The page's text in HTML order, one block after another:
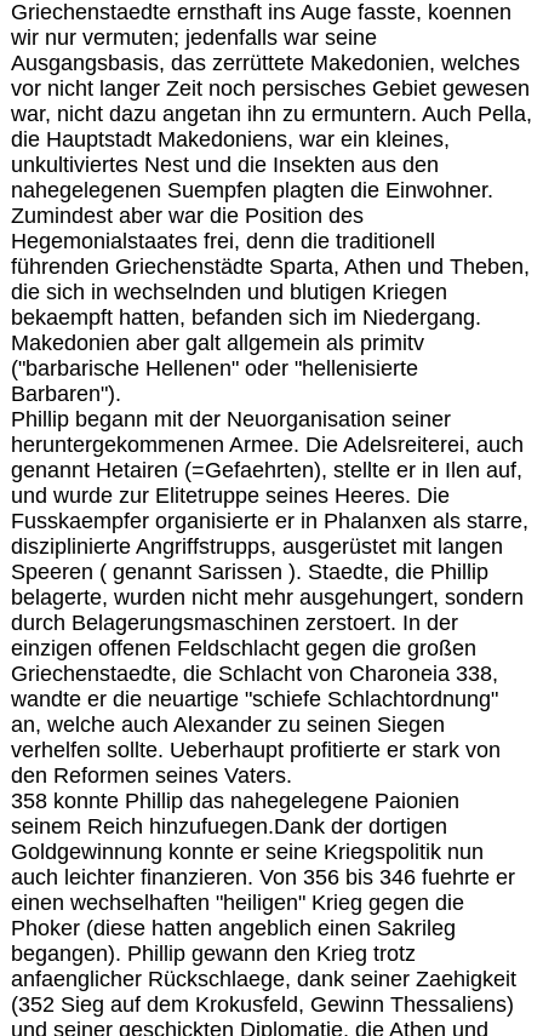
Griechenstaedte ernsthaft ins Auge fasste, koennen
wir nur vermuten; jedenfalls war seine
Ausgangsbasis, das zerrüttete Makedonien, welches
vor nicht langer Zeit noch persisches Gebiet gewesen
war, nicht dazu angetan ihn zu ermuntern. Auch Pella,
die Hauptstadt Makedoniens, war ein kleines,
unkultiviertes Nest und die Insekten aus den
nahegelegenen Suempfen plagten die Einwohner.
Zumindest aber war die Position des
Hegemonialstaates frei, denn die traditionell
führenden Griechenstädte Sparta, Athen und Theben,
die sich in wechselnden und blutigen Kriegen
bekaempft hatten, befanden sich im Niedergang.
Makedonien aber galt allgemein als primitv
("barbarische Hellenen" oder "hellenisierte
Barbaren").
Phillip begann mit der Neuorganisation seiner
heruntergekommenen Armee. Die Adelsreiterei, auch
genannt Hetairen (=Gefaehrten), stellte er in Ilen auf,
und wurde zur Elitetruppe seines Heeres. Die
Fusskaempfer organisierte er in Phalanxen als starre,
disziplinierte Angriffstrupps, ausgerüstet mit langen
Speeren ( genannt Sarissen ). Staedte, die Phillip
belagerte, wurden nicht mehr ausgehungert, sondern
durch Belagerungsmaschinen zerstoert. In der
einzigen offenen Feldschlacht gegen die großen
Griechenstaedte, die Schlacht von Charoneia 338,
wandte er die neuartige "schiefe Schlachtordnung"
an, welche auch Alexander zu seinen Siegen
verhelfen sollte. Ueberhaupt profitierte er stark von
den Reformen seines Vaters.
358 konnte Phillip das nahegelegene Paionien
seinem Reich hinzufuegen.Dank der dortigen
Goldgewinnung konnte er seine Kriegspolitik nun
auch leichter finanzieren. Von 356 bis 346 fuehrte er
einen wechselhaften "heiligen" Krieg gegen die
Phoker (diese hatten angeblich einen Sakrileg
begangen). Phillip gewann den Krieg trotz
anfaenglicher Rückschlaege, dank seiner Zaehigkeit
(352 Sieg auf dem Krokusfeld, Gewinn Thessaliens)
und seiner geschickten Diplomatie, die Athen und